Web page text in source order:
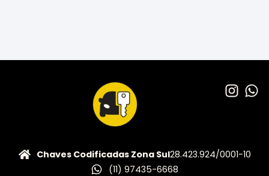
Chaves Codificadas Zona Sul28.423.924/0001-10
(11) 97435-6668